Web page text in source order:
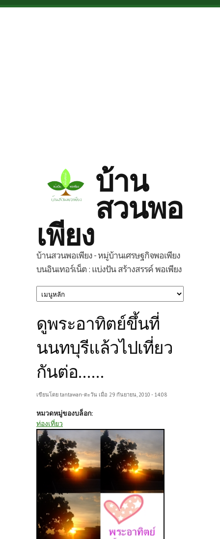
Skip to main content
บ้าน
สวนพอ
เพียง
บ้านสวนพอเพียง - หมู่บ้านเศรษฐกิจพอเพียง
บนอินเทอร์เน็ต : แบ่งปัน สร้างสรรค์ พอเพียง
ดูพระอาทิตย์ขึ้นที่
นนทบุรีแล้วไปเที่ยว
กันต่อ…...
เขียนโดย tantawan-ตะวัน เมื่อ 29 กันยายน, 2010 - 14:08
หมวดหมู่ของบล็อก:
ท่องเที่ยว